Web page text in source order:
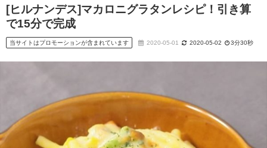
[ヒルナンデス]マカロニグラタンレシピ！引き算
で15分で完成
当サイトはプロモーションが含まれています 2020-05-01 2020-05-02 3分30秒